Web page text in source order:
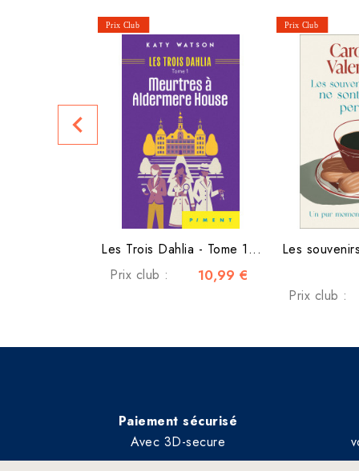
Les Trois Dahlia - Tome 1...
Prix club :
10,99 €
Les
Prix club :
navigate_before
Paiement sécurisé
Avec 3D-secure